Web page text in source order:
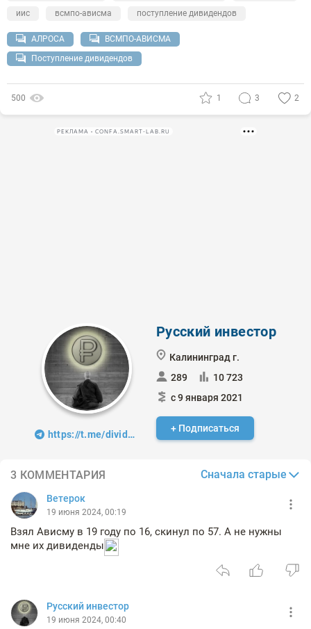
иис
всмпо-ависма поступление дивидендов
АЛРОСА
ВСМПО-АВИСМА
Поступление дивидендов
500 1 3 2
РЕКЛАМА • CONFA.SMART-LAB.RU
https://t.me/dividendo
Русский инвестор
Калининград г.
289
10 723
с 9 января 2021
+ Подписаться
3 КОММЕНТАРИЯ Сначала старые
Ветерок
19 июня 2024, 00:19
Взял Ависму в 19 году по 16, скинул по 57. А не нужны
мне их дивиденды
Русский инвестор
19 июня 2024, 00:40